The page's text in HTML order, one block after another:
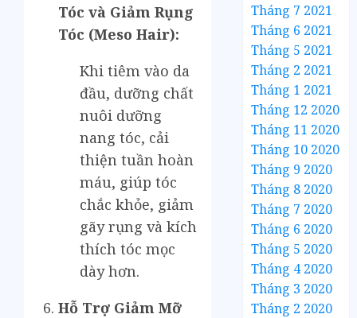
Tóc và Giảm Rụng
Tóc (Meso Hair):
Khi tiêm vào da
đầu, dưỡng chất
nuôi dưỡng
nang tóc, cải
thiện tuần hoàn
máu, giúp tóc
chắc khỏe, giảm
gãy rụng và kích
thích tóc mọc
dày hơn.
Hỗ Trợ Giảm Mỡ
Tháng 7 2021
Tháng 6 2021
Tháng 5 2021
Tháng 2 2021
Tháng 1 2021
Tháng 12 2020
Tháng 11 2020
Tháng 10 2020
Tháng 9 2020
Tháng 8 2020
Tháng 7 2020
Tháng 6 2020
Tháng 5 2020
Tháng 4 2020
Tháng 3 2020
Tháng 2 2020